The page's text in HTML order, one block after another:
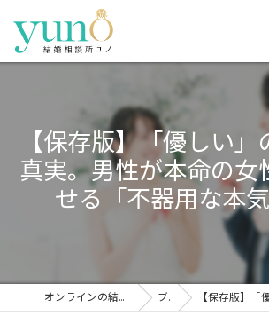
【保存版】「優しい
真実。男性が本命の女
せる「不器用な本
オンラインの結婚相談所なら結婚相談所ユノ ブログ 【保存版】「優しい」の先にある